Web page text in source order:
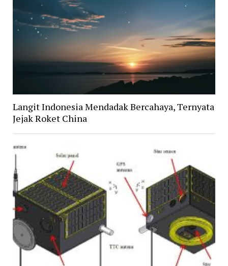
Langit Indonesia Mendadak Bercahaya, Ternyata
Jejak Roket China